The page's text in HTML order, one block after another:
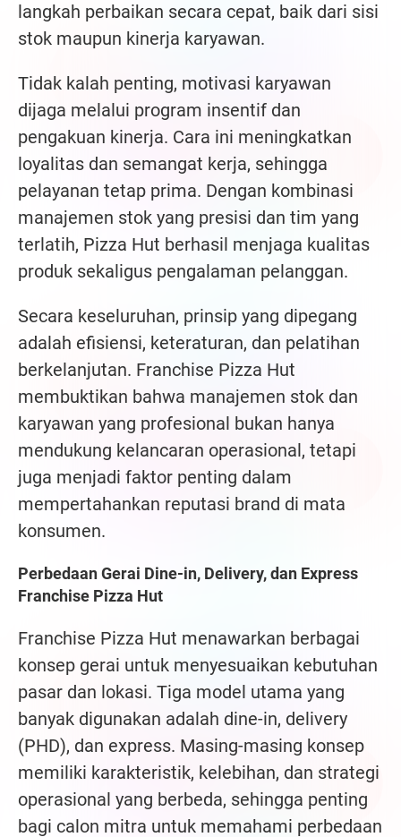
langkah perbaikan secara cepat, baik dari sisi
stok maupun kinerja karyawan.
Tidak kalah penting, motivasi karyawan
dijaga melalui program insentif dan
pengakuan kinerja. Cara ini meningkatkan
loyalitas dan semangat kerja, sehingga
pelayanan tetap prima. Dengan kombinasi
manajemen stok yang presisi dan tim yang
terlatih, Pizza Hut berhasil menjaga kualitas
produk sekaligus pengalaman pelanggan.
Secara keseluruhan, prinsip yang dipegang
adalah efisiensi, keteraturan, dan pelatihan
berkelanjutan. Franchise Pizza Hut
membuktikan bahwa manajemen stok dan
karyawan yang profesional bukan hanya
mendukung kelancaran operasional, tetapi
juga menjadi faktor penting dalam
mempertahankan reputasi brand di mata
konsumen.
Perbedaan Gerai Dine-in, Delivery, dan Express
Franchise Pizza Hut
Franchise Pizza Hut menawarkan berbagai
konsep gerai untuk menyesuaikan kebutuhan
pasar dan lokasi. Tiga model utama yang
banyak digunakan adalah dine-in, delivery
(PHD), dan express. Masing-masing konsep
memiliki karakteristik, kelebihan, dan strategi
operasional yang berbeda, sehingga penting
bagi calon mitra untuk memahami perbedaan